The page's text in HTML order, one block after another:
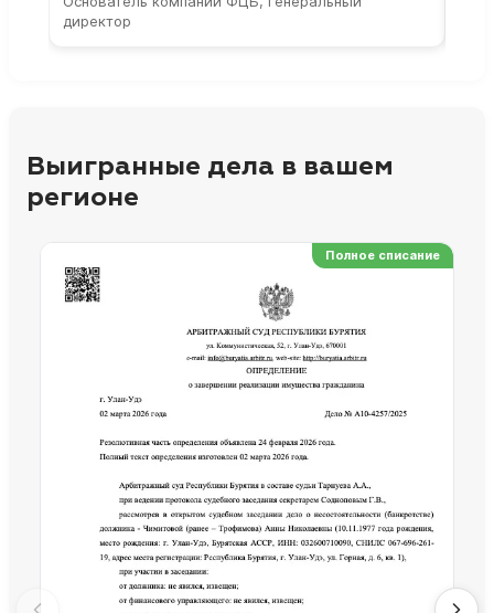
директор
Выигранные дела в вашем
регионе
Полное списание